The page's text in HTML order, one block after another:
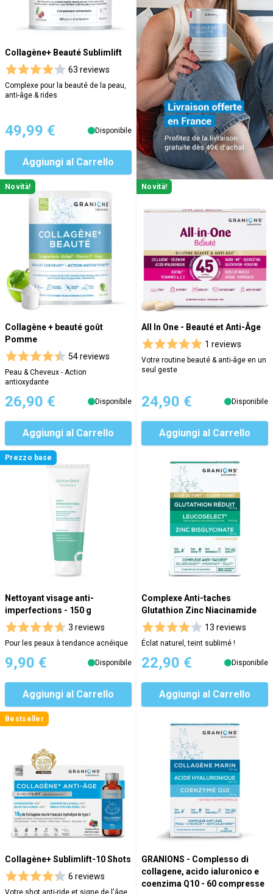
Collagène+ Beauté Sublimlift
63 reviews
Complexe pour la beauté de la peau,
anti-âge & rides
49,99 € Disponibile
Aggiungi al Carrello
Novità!
Collagène + beauté goût
Pomme
54 reviews
Peau & Cheveux - Action
antioxydante
26,90 € Disponibile
Aggiungi al Carrello
Novità!
All In One - Beauté et Anti-Âge
1 reviews
Votre routine beauté & anti-âge en un
seul geste
24,90 € Disponibile
Aggiungi al Carrello
Prezzo base
Nettoyant visage anti-
imperfections - 150 g
3 reviews
Pour les peaux à tendance acnéique
9,90 € Disponibile
Aggiungi al Carrello
Complexe Anti-taches
Glutathion Zinc Niacinamide
13 reviews
Éclat naturel, teint sublimé !
22,90 € Disponibile
Aggiungi al Carrello
Bestseller
Collagène+ Sublimlift-10 Shots
6 reviews
Votre shot anti-ride et signe de l'âge
GRANIONS - Complesso di
collagene, acido ialuronico e
coenzima Q10 - 60 compresse